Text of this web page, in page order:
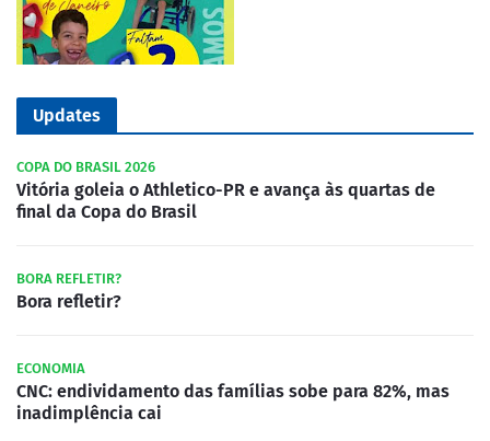
Updates
COPA DO BRASIL 2026
Vitória goleia o Athletico-PR e avança às quartas de
final da Copa do Brasil
BORA REFLETIR?
Bora refletir?
ECONOMIA
CNC: endividamento das famílias sobe para 82%, mas
inadimplência cai